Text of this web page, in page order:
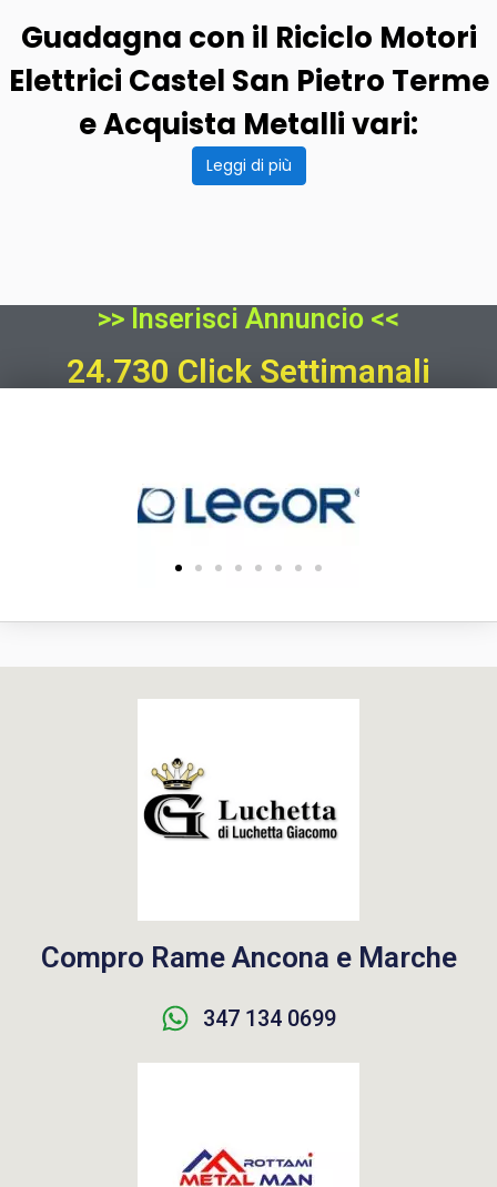
Guadagna con il Riciclo Motori
Elettrici Castel San Pietro Terme
e Acquista Metalli vari:
Leggi di più
>> Inserisci Annuncio <<
24.730 Click Settimanali
Compro Rame Ancona e Marche
347 134 0699